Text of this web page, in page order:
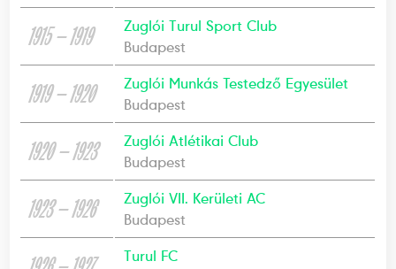
1915 — 1919
Zuglói Turul Sport Club
Budapest
1919 — 1920
Zuglói Munkás Testedző Egyesület
Budapest
1920 — 1923
Zuglói Atlétikai Club
Budapest
1923 — 1926
Zuglói VII. Kerületi AC
Budapest
Turul FC